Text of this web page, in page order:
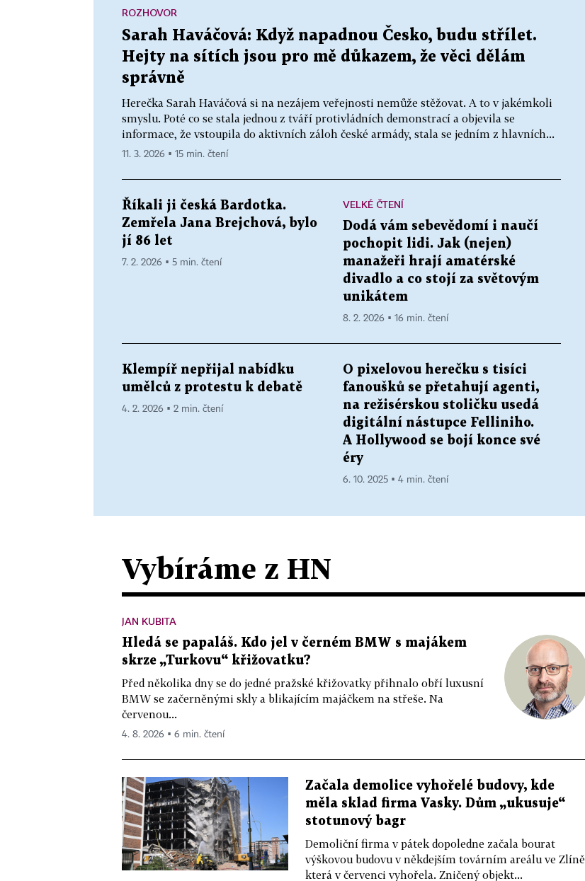
Sarah Haváčová: Když napadnou Česko, budu střílet.
Hejty na sítích jsou pro mě důkazem, že věci dělám
správně
Herečka Sarah Haváčová si na nezájem veřejnosti nemůže stěžovat. A to v jakémkoli
smyslu. Poté co se stala jednou z tváří protivládních demonstrací a objevila se
informace, že vstoupila do aktivních záloh české armády, stala se jedním z hlavních...
ROZHOVOR
11. 3. 2026 ▪ 15 min. čtení
Říkali ji česká Bardotka.
Zemřela Jana Brejchová, bylo
jí 86 let
7. 2. 2026 ▪ 5 min. čtení
VELKÉ ČTENÍ
Dodá vám sebevědomí i naučí
pochopit lidi. Jak (nejen)
manažeři hrají amatérské
divadlo a co stojí za světovým
unikátem
8. 2. 2026 ▪ 16 min. čtení
Klempíř nepřijal nabídku
umělců z protestu k debatě
4. 2. 2026 ▪ 2 min. čtení
O pixelovou herečku s tisíci
fanoušků se přetahují agenti,
na režisérskou stoličku usedá
digitální nástupce Felliniho.
A Hollywood se bojí konce své
éry
6. 10. 2025 ▪ 4 min. čtení
Vybíráme z HN
JAN KUBITA
Hledá se papaláš. Kdo jel v černém BMW s majákem
skrze „Turkovu“ křižovatku?
Před několika dny se do jedné pražské křižovatky přihnalo obří luxusní
BMW se začerněnými skly a blikajícím majáčkem na střeše. Na
červenou...
4. 8. 2026 ▪ 6 min. čtení
Začala demolice vyhořelé budovy, kde
měla sklad firma Vasky. Dům „ukusuje“
stotunový bagr
Demoliční firma v pátek dopoledne začala bourat
výškovou budovu v někdejším továrním areálu ve Zlíně,
která v červenci vyhořela. Zničený objekt...